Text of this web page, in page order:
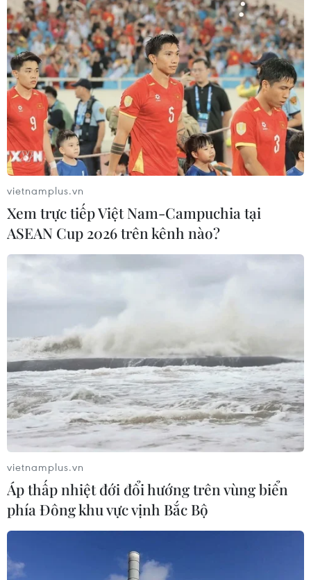
vietnamplus.vn
Xem trực tiếp Việt Nam-Campuchia tại
ASEAN Cup 2026 trên kênh nào?
vietnamplus.vn
Áp thấp nhiệt đới đổi hướng trên vùng biển
phía Đông khu vực vịnh Bắc Bộ